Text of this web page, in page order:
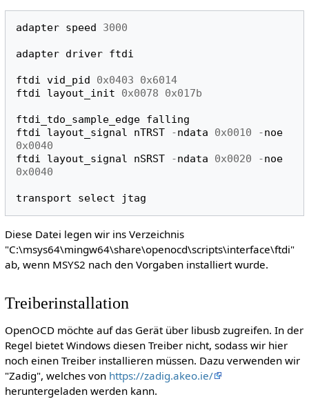
adapter speed 3000
adapter driver ftdi
ftdi vid_pid 0x0403
0x6014
ftdi
layout_init 0x0078 0x017b
ftdi_tdo_sample_edge falling
ftdi
layout_signal nTRST -ndata 0x0010 -noe
0x0040
ftdi
layout_signal nSRST -ndata 0x0020 -noe
0x0040
transport select jtag
Diese Datei legen wir ins Verzeichnis
"C:\msys64\mingw64\share\openocd\scripts\interface\ftdi"
ab, wenn MSYS2 nach den Vorgaben installiert wurde.
Treiberinstallation
OpenOCD möchte auf das Gerät über libusb zugreifen. In der
Regel bietet Windows diesen Treiber nicht, sodass wir hier
noch einen Treiber installieren müssen. Dazu verwenden wir
"Zadig", welches von https://zadig.akeo.ie/
heruntergeladen werden kann.